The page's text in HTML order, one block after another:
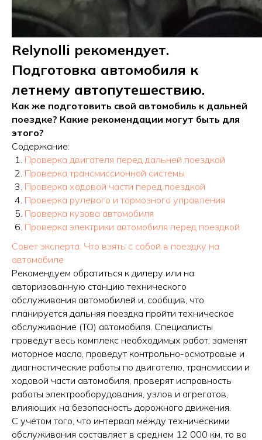
Relynolli рекомендует.
Подготовка автомобиля к
летнему автопутешествию.
Как же подготовить свой автомобиль к дальней
поездке? Какие рекомендации могут быть для
этого?
Содержание:
Проверка двигателя перед дальней поездкой
Проверка трансмиссионной системы
Проверка ходовой части перед поездкой
Проверка рулевого и тормозного управления
Проверка кузова автомобиля
Проверка электрики автомобиля перед поездкой
Совет эксперта: Что взять с собой в поездку на
автомобиле
Рекомендуем обратиться к дилеру или на
авторизованную станцию технического
обслуживания автомобилей и, сообщив, что
планируется дальняя поездка пройти техническое
обслуживание (ТО) автомобиля. Специалисты
проведут весь комплекс необходимых работ: заменят
моторное масло, проведут контрольно-осмотровые и
диагностические работы по двигателю, трансмиссии и
ходовой части автомобиля, проверят исправность
работы электрооборудования, узлов и агрегатов,
влияющих на безопасность дорожного движения.
С учётом того, что интервал между техническими
обслуживания составляет в среднем 12 000 км, то во